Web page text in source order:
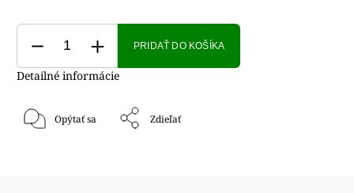
PRIDAŤ DO KOŠÍKA
Detailné informácie
Opýtať sa Zdieľať